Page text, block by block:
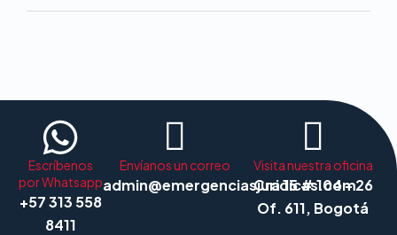
Escríbenos
por Whatsapp
+57 313 558
8411
Envíanos un correo
admin@emergenciasjuridicas.com
Visita nuestra oficina
Cra 15 # 104 - 26
Of. 611, Bogotá